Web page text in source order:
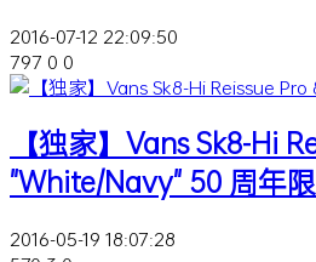
2016-07-12 22:09:50
797 0 0
【独家】Vans Sk8-Hi
"White/Navy" 50 周年
2016-05-19 18:07:28